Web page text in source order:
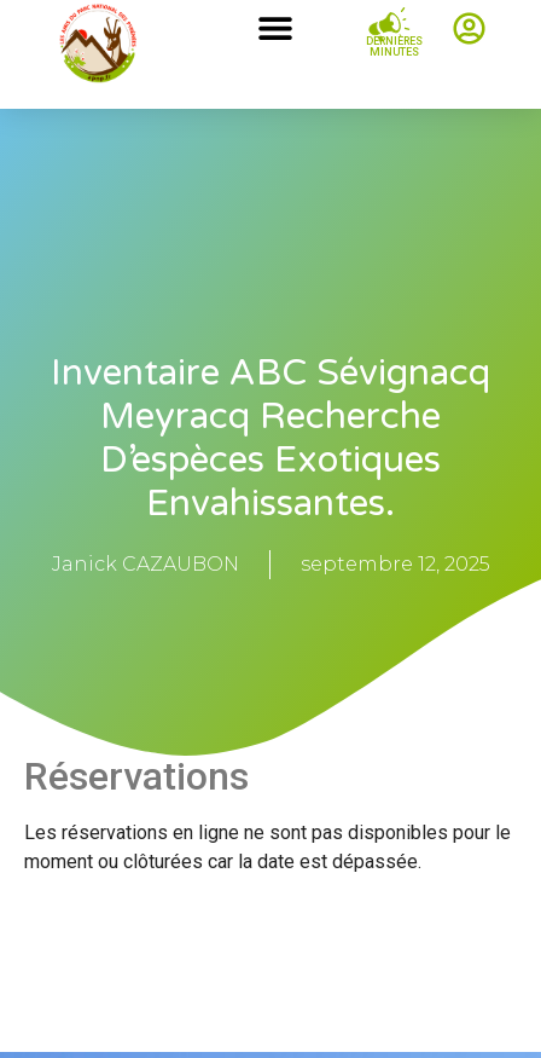
DERNIÈRES
MINUTES
Inventaire ABC Sévignacq
Meyracq Recherche
D’espèces Exotiques
Envahissantes.
Janick CAZAUBON septembre 12, 2025
Réservations
Les réservations en ligne ne sont pas disponibles pour le
moment ou clôturées car la date est dépassée.